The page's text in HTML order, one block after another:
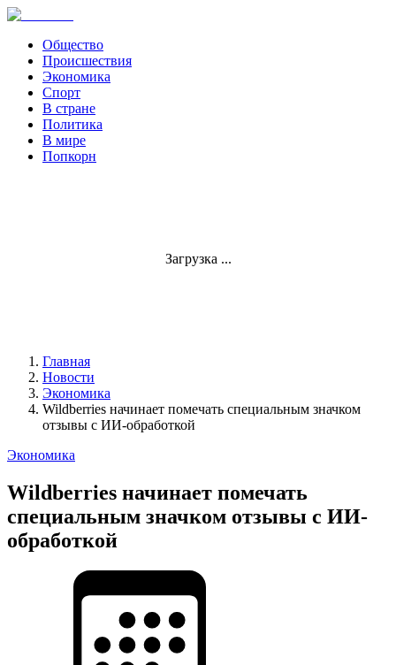
Общество
Происшествия
Экономика
Спорт
В стране
Политика
В мире
Попкорн
Загрузка ...
Главная
Новости
Экономика
Wildberries начинает помечать специальным значком
отзывы с ИИ-обработкой
Экономика
Wildberries начинает помечать
специальным значком отзывы с ИИ-
обработкой